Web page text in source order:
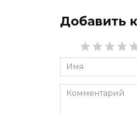
Добавить
Имя
*
Комментарий